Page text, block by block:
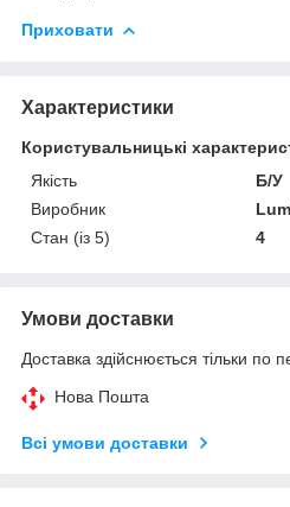
Приховати
Характеристики
Користувальницькі
Якість
Б/У
Виробник
Стан (із 5)
4
Умови доставки
Доставка здійснюється тільки по
Нова Пошта
Всі умови доставки